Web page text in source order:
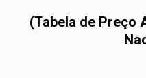
(Tabela de Preço